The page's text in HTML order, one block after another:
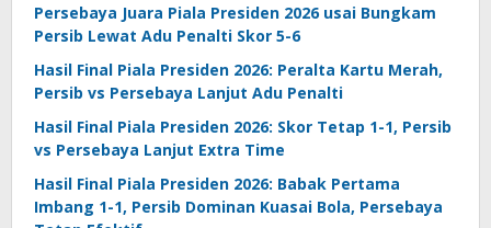
Persebaya Juara Piala Presiden 2026 usai Bungkam
Persib Lewat Adu Penalti Skor 5-6
Hasil Final Piala Presiden 2026: Peralta Kartu Merah,
Persib vs Persebaya Lanjut Adu Penalti
Hasil Final Piala Presiden 2026: Skor Tetap 1-1, Persib
vs Persebaya Lanjut Extra Time
Hasil Final Piala Presiden 2026: Babak Pertama
Imbang 1-1, Persib Dominan Kuasai Bola, Persebaya